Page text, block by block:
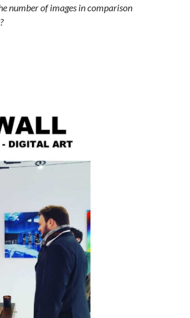
number of images in comparison